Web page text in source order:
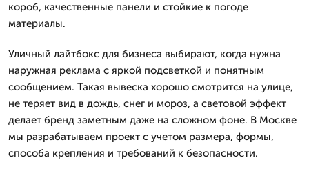
короб, качественные панели и стойкие к погоде
материалы.
Уличный лайтбокс для бизнеса выбирают, когда нужна
наружная реклама с яркой подсветкой и понятным
сообщением. Такая вывеска хорошо смотрится на улице,
не теряет вид в дождь, снег и мороз, а световой эффект
делает бренд заметным даже на сложном фоне. В Москве
мы разрабатываем проект с учетом размера, формы,
способа крепления и требований к безопасности.